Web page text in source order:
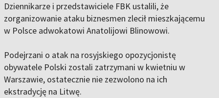
Dziennikarze i przedstawiciele FBK ustalili, że
zorganizowanie ataku biznesmen zlecił mieszkającemu
w Polsce adwokatowi Anatolijowi Blinowowi.
Podejrzani o atak na rosyjskiego opozycjonistę
obywatele Polski zostali zatrzymani w kwietniu w
Warszawie, ostatecznie nie zezwolono na ich
ekstradycję na Litwę.